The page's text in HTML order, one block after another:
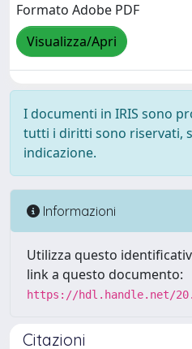
Formato Adobe PDF
Visualizza/Apri
I documenti in IRIS sono
tutti i diritti sono riservati,
indicazione.
Informazioni
Utilizza questo
link a questo documento:
https://hdl.handle.net/
Citazioni